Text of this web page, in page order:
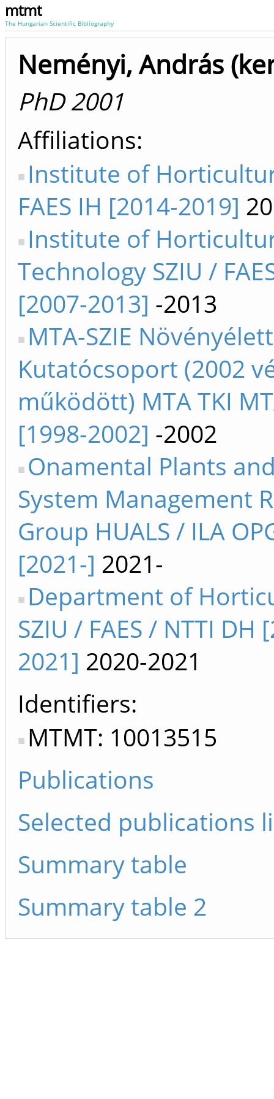
mtmt
The Hungarian Scientific Bibliography
Neményi, András
PhD 2001
Affiliations
Institute of
FAES IH [2014-2019]
Institute of
Technology SZIU /
[2007-2013] -2013
MTA-SZIE
Kutatócsoport (2002
működött) MTA TKI
[1998-2002] -2002
Onamental Plants
System Management
Group HUALS / ILA
[2021-] 2021-
Department of
SZIU / FAES / NTTI DH
2021] 2020-2021
Identifiers
MTMT: 10013515
Publications
Selected publications
Summary table
Summary table 2